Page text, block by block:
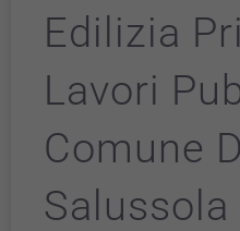
Edilizia
Lavori
Comune
Salussola